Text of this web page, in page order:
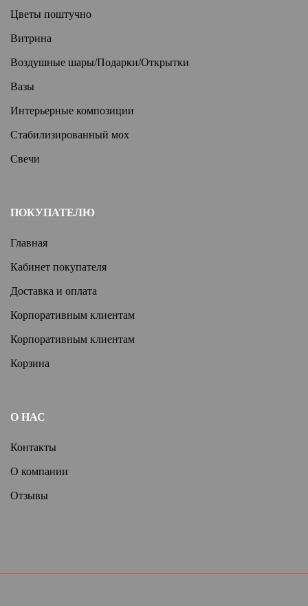
Цветы поштучно
Витрина
Воздушные шары/Подарки/Открытки
Вазы
Интерьерные композиции
Стабилизированный мох
Свечи
ПОКУПАТЕЛЮ
Главная
Кабинет покупателя
Доставка и оплата
Корпоративным клиентам
Корпоративным клиентам
Корзина
О НАС
Контакты
О компании
Отзывы